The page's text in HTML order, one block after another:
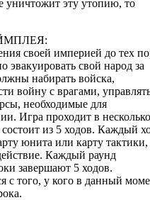
уничтожит эту утопию, то
своей империей до тех
эвакуировать свой народ за
набирать войска,
войну с врагами,
необходимые для
Игра проходит в несколько
из 5 ходов. Каждый
юнита или карту тактики,
Каждый раунд
завершают 5 ходов.
с того, у кого в данный